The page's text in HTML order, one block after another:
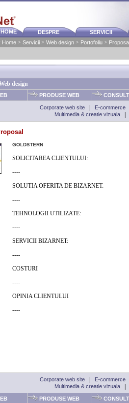
DESPRE SERVICII
HOME
Home> Servicii> Web design> Portofoliu>
design
PRODUSE WEB
Corporate web site| E-commerce
Multimedia & creatie vizuala
GOLDSTERN
SOLICITAREA CLIENTULUI:
----
SOLUTIA OFERITA DE BIZARNET:
----
TEHNOLOGII UTILIZATE:
----
SERVICII BIZARNET:
----
COSTURI
----
OPINIA CLIENTULUI
----
Corporate web site| E-commerce
Multimedia & creatie vizuala
PRODUSE WEB